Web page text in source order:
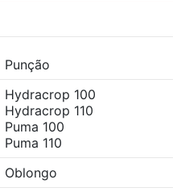
Punção
Hydracrop 100
Hydracrop 110
Puma 100
Puma 110
Oblongo